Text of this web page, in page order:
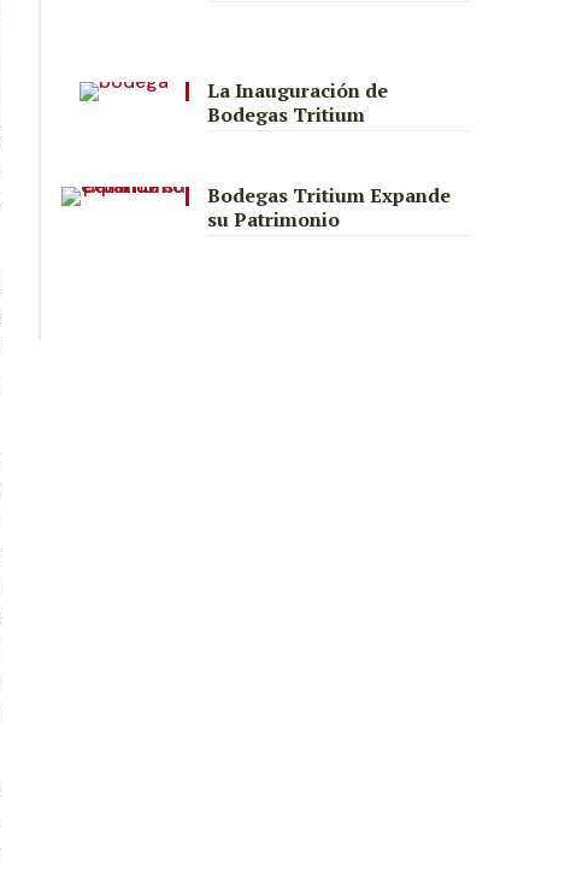
La Inauguración de
Bodegas Tritium
Bodegas Tritium Expande
su Patrimonio